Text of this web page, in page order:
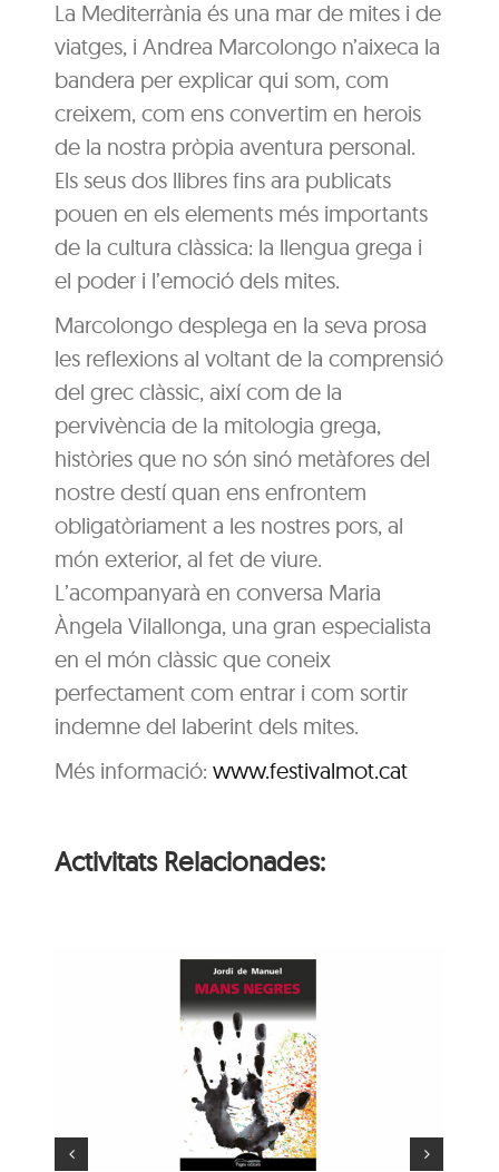
La Mediterrània és una mar de mites i de
viatges, i Andrea Marcolongo n’aixeca la
bandera per explicar qui som, com
creixem, com ens convertim en herois
de la nostra pròpia aventura personal.
Els seus dos llibres fins ara publicats
pouen en els elements més importants
de la cultura clàssica: la llengua grega i
el poder i l’emoció dels mites.
Marcolongo desplega en la seva prosa
les reflexions al voltant de la comprensió
del grec clàssic, així com de la
pervivència de la mitologia grega,
històries que no són sinó metàfores del
nostre destí quan ens enfrontem
obligatòriament a les nostres pors, al
món exterior, al fet de viure.
L’acompanyarà en conversa Maria
Àngela Vilallonga, una gran especialista
en el món clàssic que coneix
perfectament com entrar i com sortir
indemne del laberint dels mites.
Més informació:www.festivalmot.cat
Activitats Relacionades:
Hora del conte: Deu
princesetes